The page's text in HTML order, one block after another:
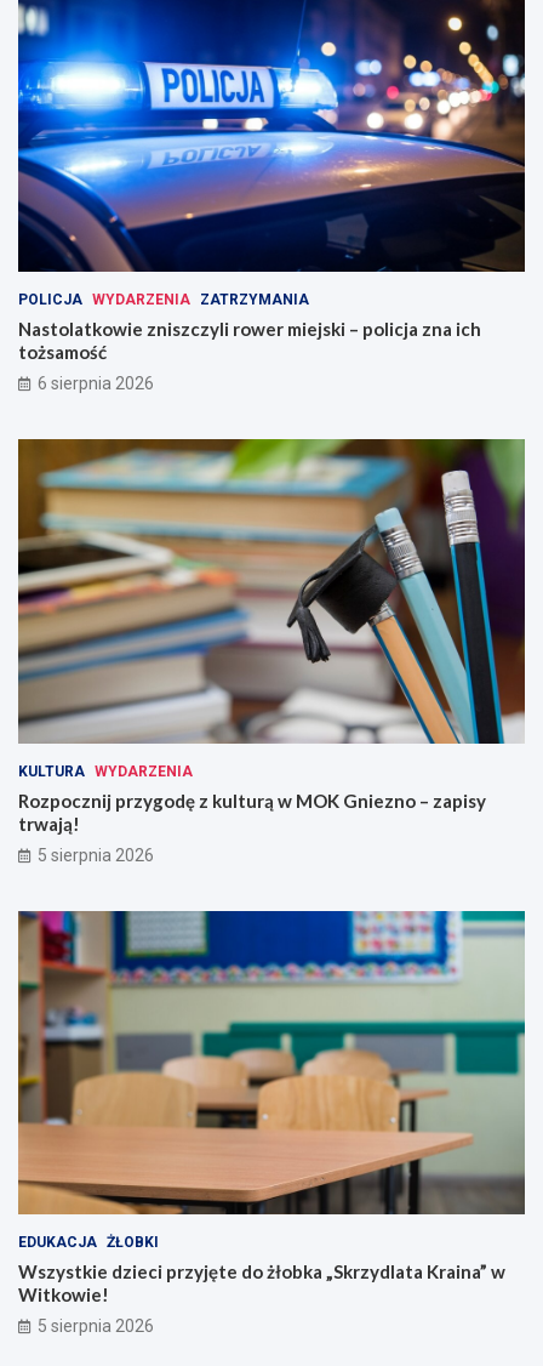
POLICJA WYDARZENIA ZATRZYMANIA
Nastolatkowie zniszczyli rower miejski – policja zna ich
tożsamość
6 sierpnia 2026
KULTURA WYDARZENIA
Rozpocznij przygodę z kulturą w MOK Gniezno – zapisy
trwają!
5 sierpnia 2026
EDUKACJA ŻŁOBKI
Wszystkie dzieci przyjęte do żłobka „Skrzydlata Kraina” w
Witkowie!
5 sierpnia 2026